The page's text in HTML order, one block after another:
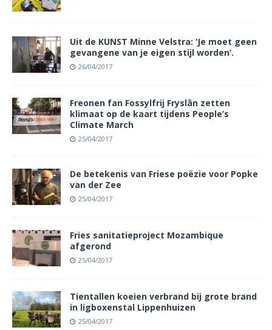
Uit de KUNST Minne Velstra: ‘Je moet geen
gevangene van je eigen stijl worden’.
26/04/2017
Freonen fan Fossylfrij Fryslân zetten
klimaat op de kaart tijdens People’s
Climate March
25/04/2017
De betekenis van Friese poëzie voor Popke
van der Zee
25/04/2017
Fries sanitatieproject Mozambique
afgerond
25/04/2017
Tientallen koeien verbrand bij grote brand
in ligboxenstal Lippenhuizen
25/04/2017